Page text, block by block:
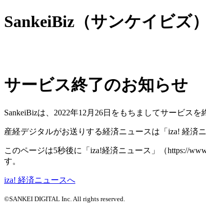
SankeiBiz（サンケイビズ
サービス終了のお知らせ
SankeiBizは、2022年12月26日をもちましてサービス
産経デジタルがお送りする経済ニュースは「iza! 経済
このページは5秒後に「iza!経済ニュース」（https://
す。
iza! 経済ニュースへ
©SANKEI DIGITAL Inc. All rights reserved.